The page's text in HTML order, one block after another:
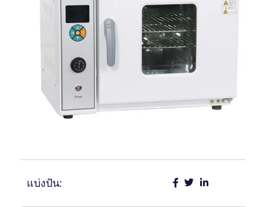
แบ่งปัน: